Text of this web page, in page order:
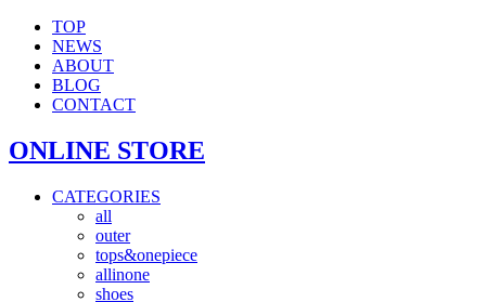
TOP
NEWS
ABOUT
BLOG
CONTACT
ONLINE STORE
CATEGORIES
all
outer
tops&onepiece
allinone
shoes